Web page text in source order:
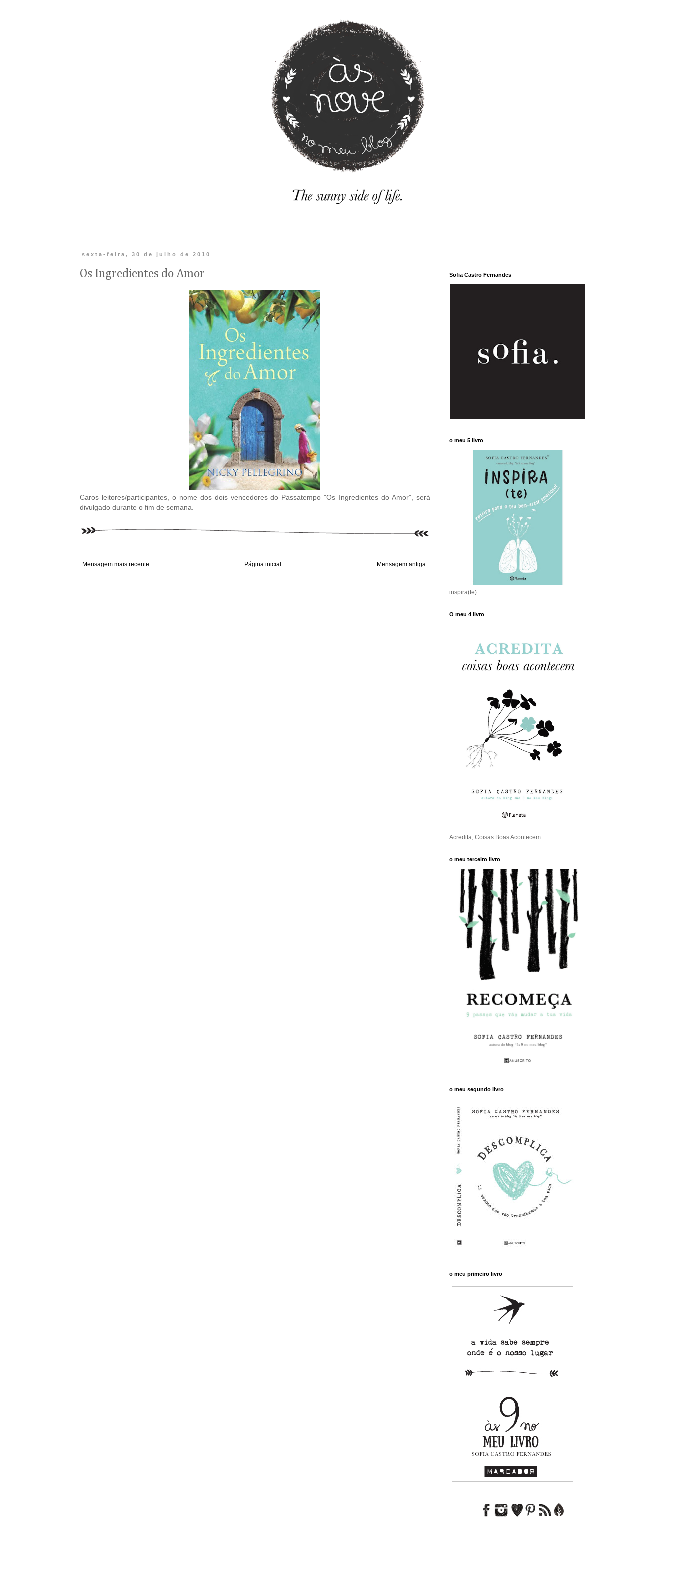
sexta-feira, 30 de julho de 2010
Os Ingredientes do Amor
Caros leitores/participantes, o nome dos dois vencedores do Passatempo "Os Ingredientes do Amor", será
divulgado durante o fim de semana.
Mensagem mais recente Mensagem antiga
Página inicial
Sofia Castro Fernandes
o meu 5 livro
inspira(te)
O meu 4 livro
Acredita, Coisas Boas Acontecem
o meu terceiro livro
o meu segundo livro
o meu primeiro livro